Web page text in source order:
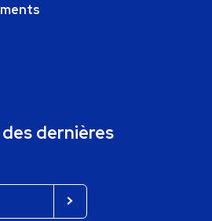
dernières